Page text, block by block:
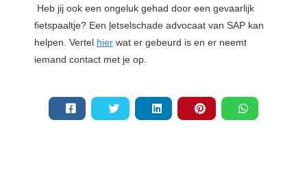
Heb jij ook een ongeluk gehad door een gevaarlijk
fietspaaltje? Een letselschade advocaat van SAP kan
helpen. Vertel hier wat er gebeurd is en er neemt
iemand contact met je op.